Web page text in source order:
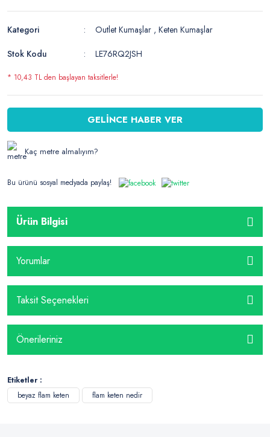
Kategori Outlet Kumaşlar ,Keten Kumaşlar
Stok Kodu
LE76RQ2JSH
* 10,43 TL den başlayan taksitlerle!
GELİNCE HABER VER
Kaç metre almalıyım?
Bu ürünü sosyal medyada paylaş!
Ürün Bilgisi
Yorumlar
Taksit Seçenekleri
Önerileriniz
Etiketler :
beyaz flam keten
flam keten nedir